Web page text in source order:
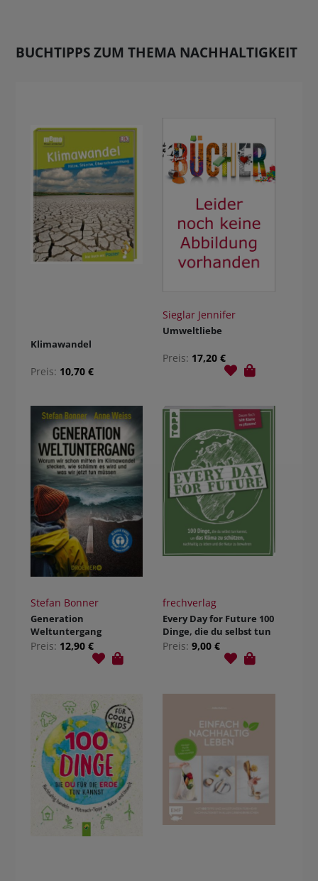
BUCHTIPPS ZUM THEMA NACHHALTIGKEIT
Klimawandel
Preis: 10,70 €
Sieglar Jennifer
Umweltliebe
Preis: 17,20 €
Stefan Bonner
Generation
Weltuntergang
Preis: 12,90 €
frechverlag
Every Day for Future 100
Dinge, die du selbst tun
kannst, um das Klima zu
schützen, nachhaltig zu
hilft Bäume zu pflanzen!.
Ausgabe 11.06.2019.
Preis: 9,00 €